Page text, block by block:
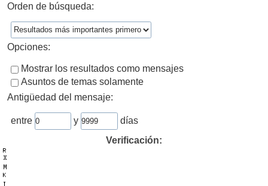
Orden de búsqueda:
Opciones:
Mostrar los resultados como mensajes
Asuntos de temas solamente
Antigüedad del mensaje:
entre y
días
Verificación: